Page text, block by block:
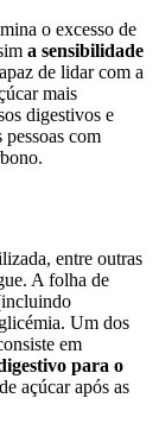
o excesso de
a sensibilidade
de lidar com a
mais
digestivos e
com
entre outras
A folha de
Um dos
em
para o
açúcar após as